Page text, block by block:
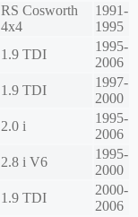
RS Cosworth
4x4
1991-
1995
1.9 TDI
1995-
2006
1.9 TDI
1997-
2000
2.0 i
1995-
2006
2.8 i V6
1995-
2000
1.9 TDI
2000-
2006